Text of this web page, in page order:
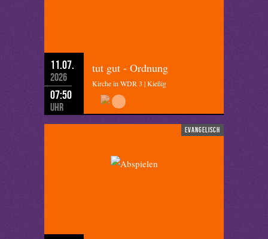
11.07.
2026
07:50
Uhr
tut gut - Ordnung
Kirche in WDR 3 | Kießig
evangelisch